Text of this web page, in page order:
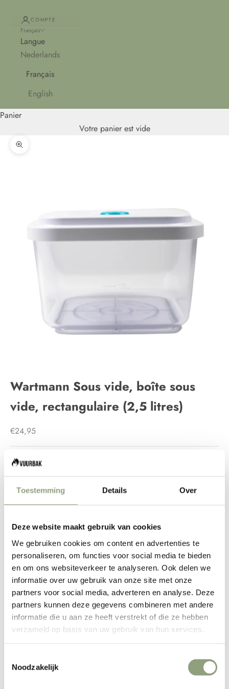
Toestemming Details Over
Deze website maakt gebruik van cookies
We gebruiken cookies om content en advertenties te
personaliseren, om functies voor social media te bieden
en om ons websiteverkeer te analyseren. Ook delen we
informatie over uw gebruik van onze site met onze
partners voor social media, adverteren en analyse. Deze
partners kunnen deze gegevens combineren met andere
informatie die u aan ze heeft verstrekt of die ze hebben
verzameld op basis van uw gebruik van hun services.
Noodzakelijk
COMPTE
Français
Langue
Nederlands
Français
English
Panier
Votre panier est vide
Zoomer sur l'image
Wartmann Sous vide, boîte sous
vide, rectangulaire (2,5 litres)
Prix de vente
€24,95
En connectant la valve à une machine de mise sous vide
appropriée telle que la Machine sous vide Wartmann Elite
spéciale marinade de cette machine, il est également
possible de faire mariner votre viande de manière pulsée,
afin que la marinade soit encore mieux absorbée par la
viande.
RÉCIPIENT ALIMENTAIRE SOUS
VIDE EN POLYCARBONATE DE
SÉCURITÉ ALIMENTAIRE ADAPTÉ
Attention : le tuyau est fourni avec la machine sous vide